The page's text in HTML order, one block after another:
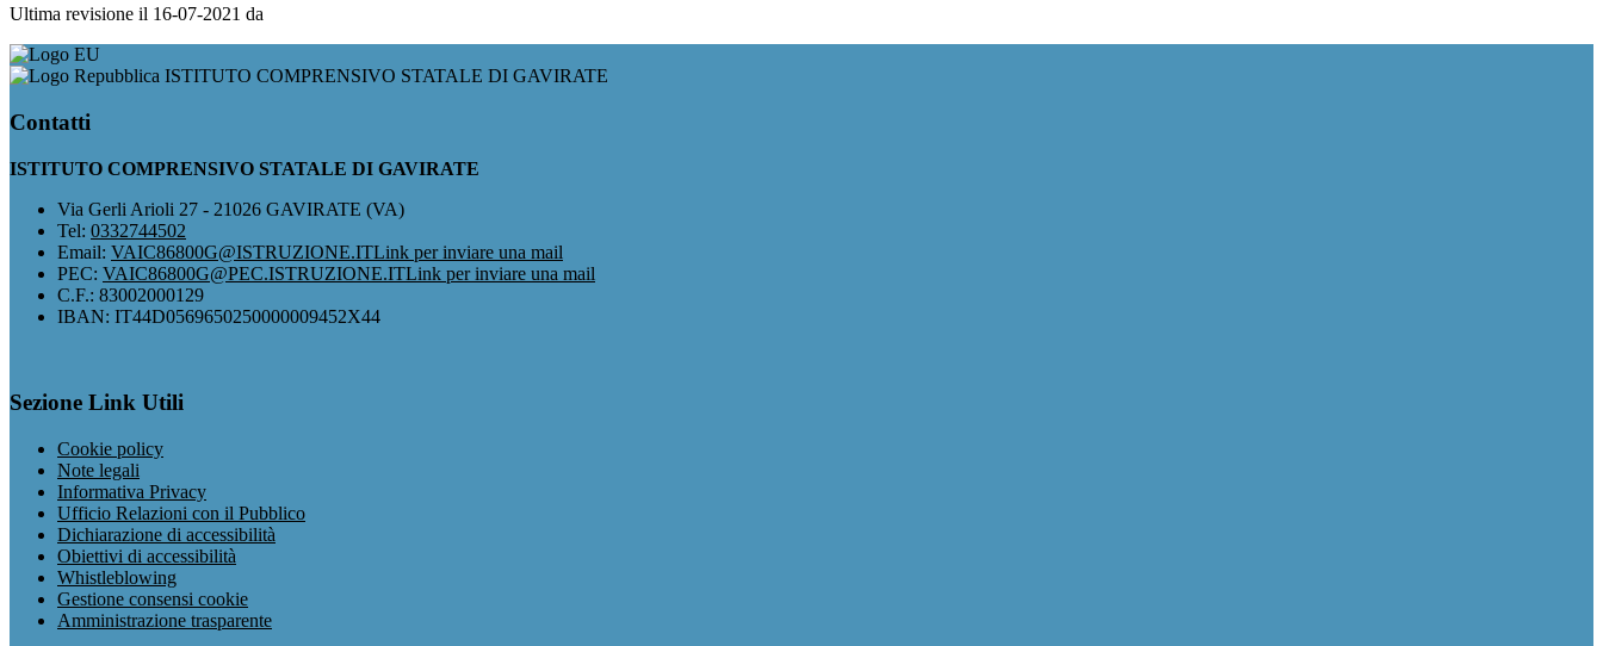
Ultima revisione il 16-07-2021 da
ISTITUTO COMPRENSIVO STATALE DI GAVIRATE
Contatti
ISTITUTO COMPRENSIVO STATALE DI GAVIRATE
Via Gerli Arioli 27 - 21026 GAVIRATE (VA)
Tel: 0332744502
Email: VAIC86800G@ISTRUZIONE.ITLink per inviare una mail
PEC: VAIC86800G@PEC.ISTRUZIONE.ITLink per inviare una mail
C.F.: 83002000129
IBAN: IT44D0569650250000009452X44
Sezione Link Utili
Cookie policy
Note legali
Informativa Privacy
Ufficio Relazioni con il Pubblico
Dichiarazione di accessibilità
Obiettivi di accessibilità
Whistleblowing
Gestione consensi cookie
Amministrazione trasparente